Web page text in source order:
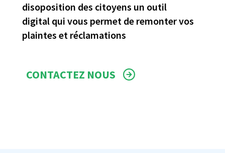
disoposition des citoyens un outil
digital qui vous permet de remonter vos
plaintes et réclamations
CONTACTEZ NOUS